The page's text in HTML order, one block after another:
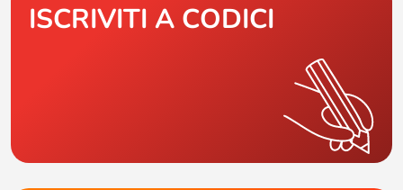
ISCRIVITI A CODICI